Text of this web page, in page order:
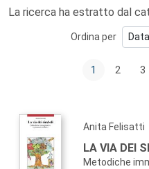
La ricerca ha estratto dal
Ordina per
1 2 3
Anita Felisatti
LA VIA DEI
Metodiche